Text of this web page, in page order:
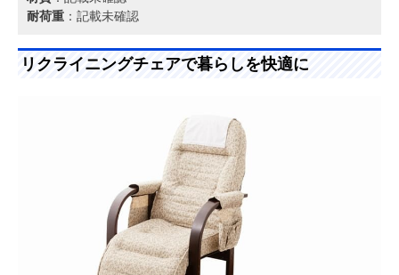
耐荷重 ：記載未確認
リクライニングチェアで暮らしを快適に